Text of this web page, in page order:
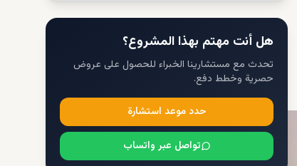
هل أنت مهتم بهذا المشروع؟
تحدث مع مستشارينا الخبراء للحصول على عروض
حصرية وخطط دفع.
حدد موعد استشارة
تواصل عبر واتساب